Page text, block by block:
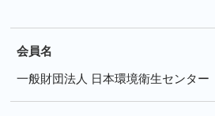
会員名
一般財団法人 日本環境衛生センター